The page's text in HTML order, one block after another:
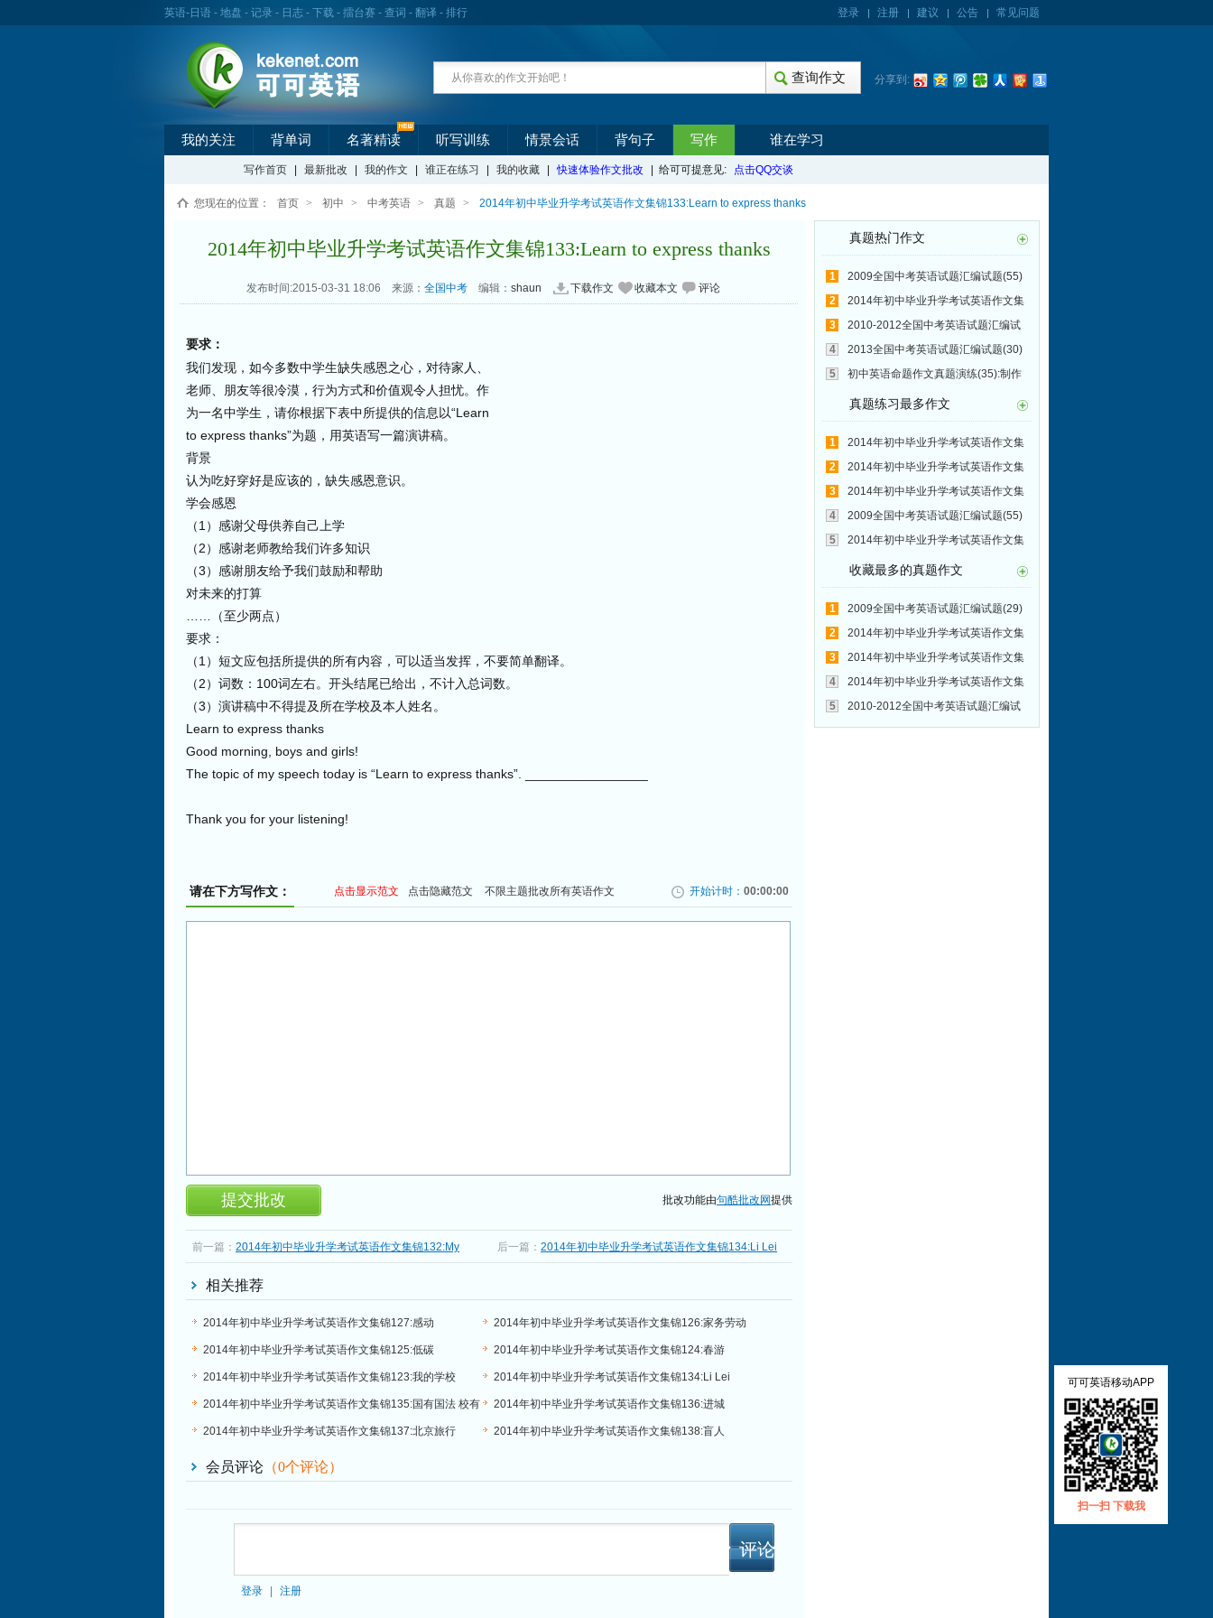
英语- 日语 - 地盘 - 记录 - 日志 - 下载 - 擂台赛 - 查词 - 翻译 - 排行 登录 注册 建议 公告 常见问题
分享到:
我的关注 背单词 名著精读 听写训练 情景会话 背句子 写作 谁在学习
写作首页 最新批改 我的作文 谁正在练习 我的收藏 快速体验作文批改 | 给可可提意见: 点击QQ交谈
您现在的位置： 首页 > 初中 > 中考英语 > 真题 > 2014年初中毕业升学考试英语作文集锦133:Learn to express thanks
2014年初中毕业升学考试英语作文集锦133:Learn to express thanks
发布时间:2015-03-31 18:06 来源： 全国中考 编辑： shaun 下载作文 收藏本文 评论
要求：
我们发现，如今多数中学生缺失感恩之心，对待家人、
老师、朋友等很冷漠，行为方式和价值观令人担忧。作
为一名中学生，请你根据下表中所提供的信息以“Learn
to express thanks”为题，用英语写一篇演讲稿。
背景
认为吃好穿好是应该的，缺失感恩意识。
学会感恩
（1）感谢父母供养自己上学
（2）感谢老师教给我们许多知识
（3）感谢朋友给予我们鼓励和帮助
对未来的打算
……（至少两点）
要求：
（1）短文应包括所提供的所有内容，可以适当发挥，不要简单翻译。
（2）词数：100词左右。开头结尾已给出，不计入总词数。
（3）演讲稿中不得提及所在学校及本人姓名。
Learn to express thanks
Good morning, boys and girls!
The topic of my speech today is “Learn to express thanks”. _________________
Thank you for your listening!
请在下方写作文： 点击显示范文 点击隐藏范文 不限主题批改所有英语作文 开始计时： 00:00:00
批改功能由句酷批改网提供
前一篇： 2014年初中毕业升学考试英语作文集锦132:My
后一篇： 2014年初中毕业升学考试英语作文集锦134:Li Lei
相关推荐
2014年初中毕业升学考试英语作文集锦127:感动 2014年初中毕业升学考试英语作文集锦126:家务劳动
2014年初中毕业升学考试英语作文集锦125:低碳 2014年初中毕业升学考试英语作文集锦124:春游
2014年初中毕业升学考试英语作文集锦123:我的学校 2014年初中毕业升学考试英语作文集锦134:Li Lei
2014年初中毕业升学考试英语作文集锦135:国有国法 校有
校规
2014年初中毕业升学考试英语作文集锦136:进城
2014年初中毕业升学考试英语作文集锦137:北京旅行 2014年初中毕业升学考试英语作文集锦138:盲人
会员评论 （0个评论）
登录 注册
真题热门作文
1
2009全国中考英语试题汇编试题(55)
写作:雾霾天气（haze weather)
2
2014年初中毕业升学考试英语作文集
锦171:中考
3
2010-2012全国中考英语试题汇编试
题(47)写作:How to relax ourselves after
the exam
4
2013全国中考英语试题汇编试题(30)
写作:寒假即将来临
5
初中英语命题作文真题演练(35):制作
火鸡三明治
真题练习最多作文
1
2014年初中毕业升学考试英语作文集
锦171:中考
2
2014年初中毕业升学考试英语作文集
锦170:Wonderland
3
2014年初中毕业升学考试英语作文集
锦164:我的朋友
4
2009全国中考英语试题汇编试题(55)
写作:雾霾天气（haze weather)
5
2014年初中毕业升学考试英语作文集
锦159:学生进网吧
收藏最多的真题作文
1
2009全国中考英语试题汇编试题(29)
写作:The Changes of My Friend
2
2014年初中毕业升学考试英语作文集
锦74:回家的公交车上
3
2014年初中毕业升学考试英语作文集
锦95:温州度假
4
2014年初中毕业升学考试英语作文集
锦84:中学生健康情况调查
5
2010-2012全国中考英语试题汇编试
题(52)写作:学生近视率
可可英语移动APP
扫一扫 下载我